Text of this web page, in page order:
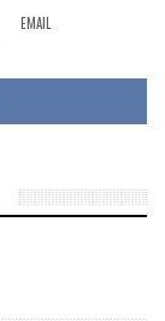
EMAIL